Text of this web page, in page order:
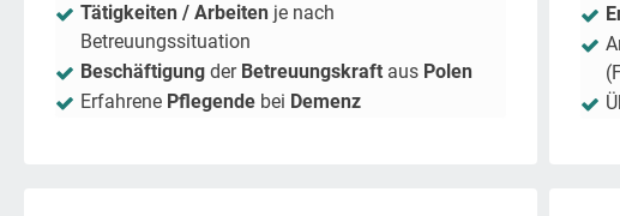
Tätigkeiten / Arbeiten je nach
Betreuungssituation
Beschäftigung der Betreuungskraft aus Polen
Erfahrene Pflegende bei Demenz